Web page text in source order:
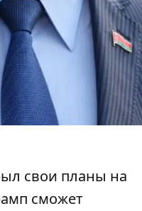
свои планы на
сможет